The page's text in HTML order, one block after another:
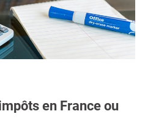
en France ou